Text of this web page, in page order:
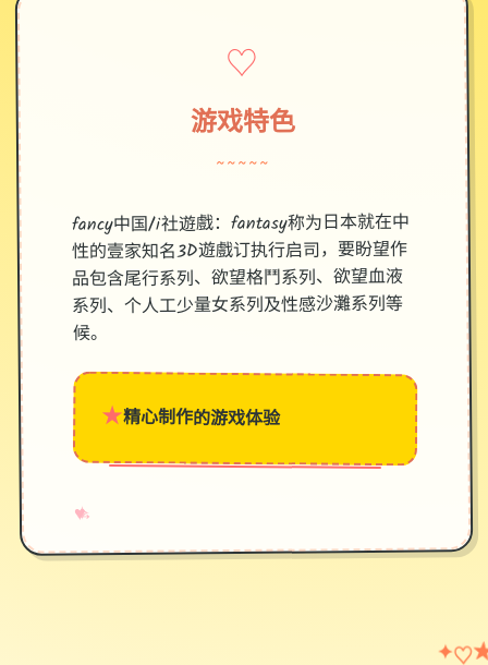
♡
游戏特色
~~~~~
fancy中国/i社遊戲：fantasy称为日本就在中
性的壹家知名3D遊戲订执行启司，要盼望作
品包含尾行系列、欲望格鬥系列、欲望血液
系列、个人工少量女系列及性感沙灘系列等
候。
★精心制作的游戏体验
♥
✧
→
✦♡